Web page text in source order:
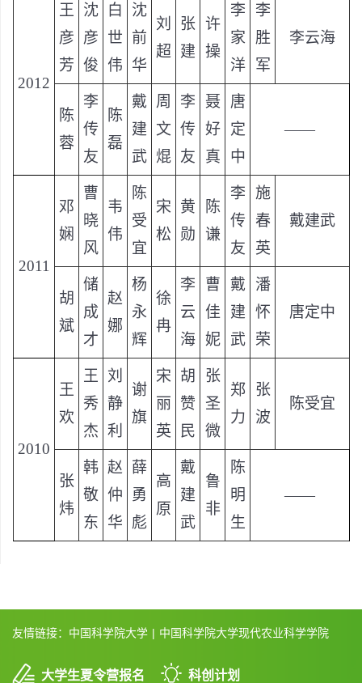
2012
王
彦
芳
沈
彦
俊
白
世
伟
沈
前
华
刘
超
张
建
许
操
李
家
洋
李
胜
军
李云海
陈
蓉
李
传
友
陈
磊
戴
建
武
周
文
焜
李
传
友
聂
好
真
唐
定
中
——
2011
邓
娴
曹
晓
风
韦
伟
陈
受
宜
宋
松
黄
勋
陈
谦
李
传
友
施
春
英
戴建武
胡
斌
储
成
才
赵
娜
杨
永
辉
徐
冉
李
云
海
曹
佳
妮
戴
建
武
潘
怀
荣
唐定中
2010
王
欢
王
秀
杰
刘
静
利
谢
旗
宋
丽
英
胡
赞
民
张
圣
微
郑
力
张
波
陈受宜
张
炜
韩
敬
东
赵
仲
华
薛
勇
彪
高
原
戴
建
武
鲁
非
陈
明
生
——
友情链接： 中国科学院大学 | 中国科学院大学现代农业科学学院
大学生夏令营报名 科创计划